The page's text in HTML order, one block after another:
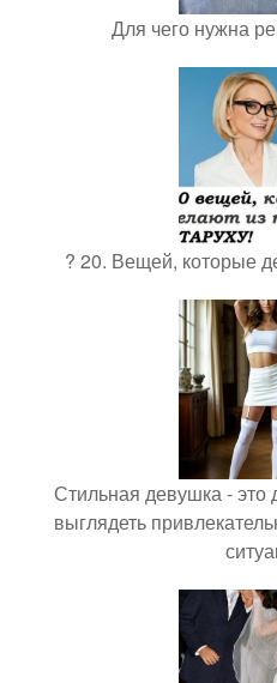
Для чего нужна
? 20. Вещей, которые
Стильная девушка - это
выглядеть